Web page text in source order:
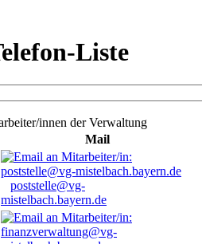
Liste
innen der Verwaltung
Mail
poststelle@vg-
mistelbach.bayern.de